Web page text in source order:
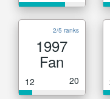
2/5 ranks
1997
Fan
12 20